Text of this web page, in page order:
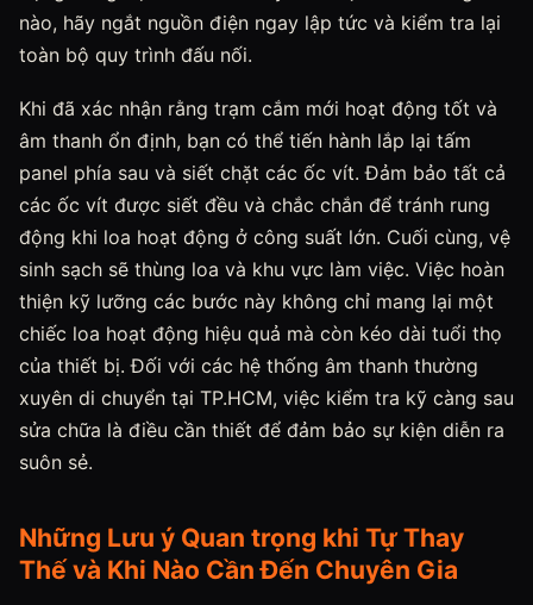
nào, hãy ngắt nguồn điện ngay lập tức và kiểm tra lại
toàn bộ quy trình đấu nối.
Khi đã xác nhận rằng trạm cắm mới hoạt động tốt và
âm thanh ổn định, bạn có thể tiến hành lắp lại tấm
panel phía sau và siết chặt các ốc vít. Đảm bảo tất cả
các ốc vít được siết đều và chắc chắn để tránh rung
động khi loa hoạt động ở công suất lớn. Cuối cùng, vệ
sinh sạch sẽ thùng loa và khu vực làm việc. Việc hoàn
thiện kỹ lưỡng các bước này không chỉ mang lại một
chiếc loa hoạt động hiệu quả mà còn kéo dài tuổi thọ
của thiết bị. Đối với các hệ thống âm thanh thường
xuyên di chuyển tại TP.HCM, việc kiểm tra kỹ càng sau
sửa chữa là điều cần thiết để đảm bảo sự kiện diễn ra
suôn sẻ.
Những Lưu ý Quan trọng khi Tự Thay
Thế và Khi Nào Cần Đến Chuyên Gia